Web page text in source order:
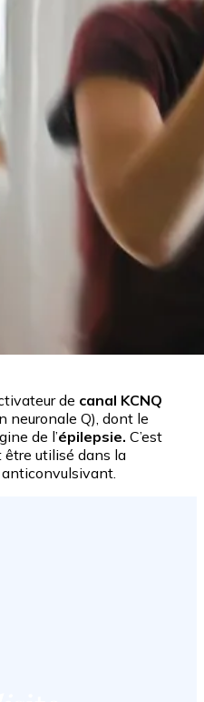
de canal KCNQ
neuronale Q), dont le
de l’épilepsie. C’est
être utilisé dans la
anticonvulsivant.